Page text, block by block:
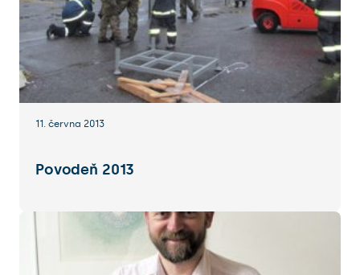
11. června 2013
Povodeň 2013